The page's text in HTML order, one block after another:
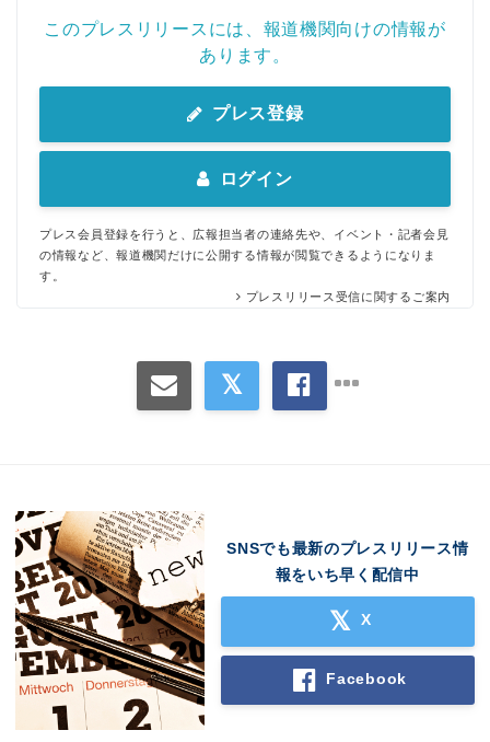
このプレスリリースには、報道機関向けの情報が
あります。
プレス登録
ログイン
プレス会員登録を行うと、広報担当者の連絡先や、イベント・記者会見
の情報など、報道機関だけに公開する情報が閲覧できるようになりま
す。
プレスリリース受信に関するご案内
SNSでも最新のプレスリリース情
報をいち早く配信中
X
Facebook